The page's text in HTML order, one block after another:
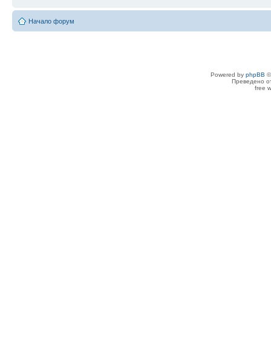
Начало форум
Powered by phpBB
Преведено
free